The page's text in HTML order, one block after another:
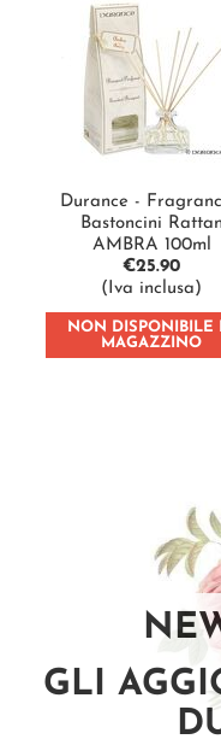
Durance -
Bastoncini Rattan
AMBRA 100ml
€25.90
(Iva inclusa)
NON DISPONIBILE
MAGAZZINO
GLI